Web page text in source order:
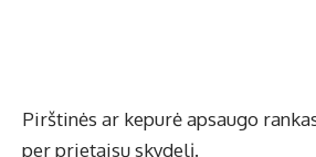
Pirštinės ar kepurė apsaugo
per prietaisų skydelį.